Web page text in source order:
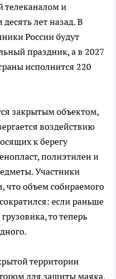
телеканалом и
лет назад. В
России будут
праздник, а в 2027
исполнится 220
закрытым объектом,
воздействию
к берегу
полиэтилен и
Участники
что объем собираемого
если раньше
то теперь
территории
для защиты маяка.